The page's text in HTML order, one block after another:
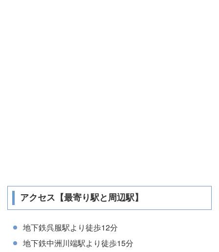
アクセス【最寄り駅と周辺駅】
地下鉄呉服駅より徒歩12分
地下鉄中洲川端駅より徒歩15分